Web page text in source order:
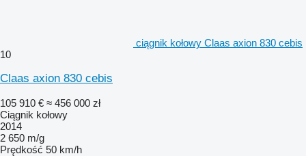
ciągnik kołowy Claas axion 830 cebis
10
Claas axion 830 cebis
105 910 € ≈ 456 000 zł
Ciągnik kołowy
2014
2 650 m/g
Prędkość 50 km/h